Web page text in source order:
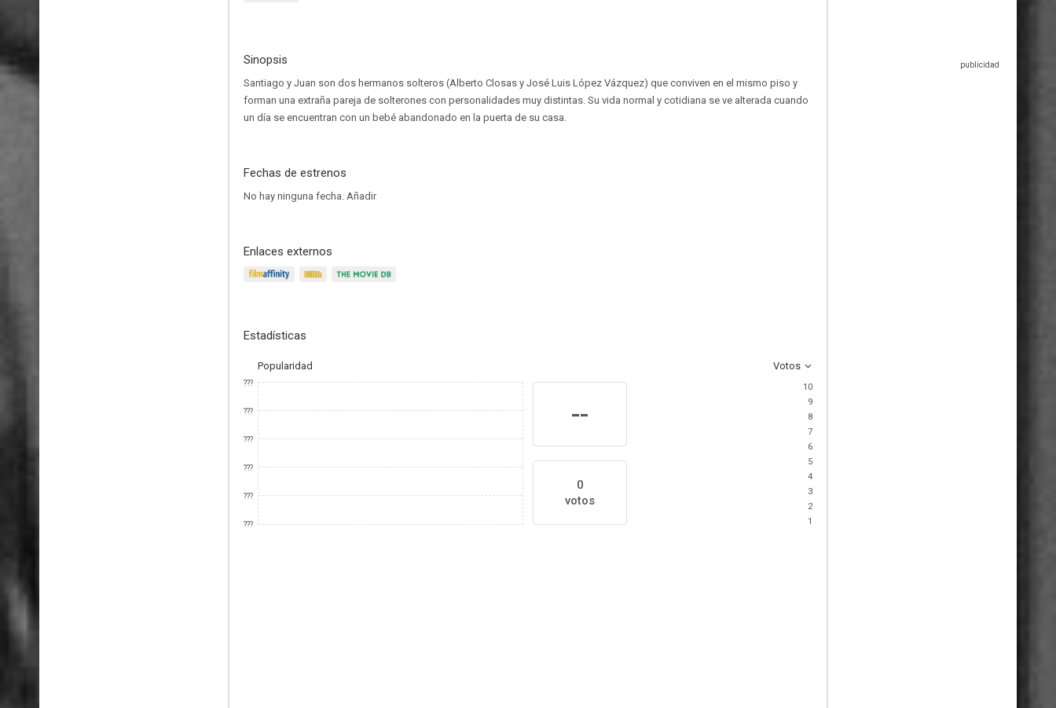
Sinopsis
Santiago y Juan son dos hermanos solteros (Alberto Closas y José Luis López Vázquez) que conviven en el mismo piso y
forman una extraña pareja de solterones con personalidades muy distintas. Su vida normal y cotidiana se ve alterada cuando
un día se encuentran con un bebé abandonado en la puerta de su casa.
Fechas de estrenos
No hay ninguna fecha. Añadir
Enlaces externos
Estadísticas
Popularidad Votos
???
???
???
???
???
???
--
0
votos
10
9
8
7
6
5
4
3
2
1